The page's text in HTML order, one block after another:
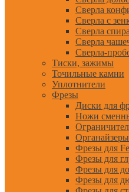
Сверла
Сверла с
Сверла
Сверла
Сверла-
Тиски, зажимы
Точильные камни
Уплотнители
Фрезы
Диски для
Ножи
Органайзеры
Фрезы для
Фрезы для
Фрезы для
Фрезы для